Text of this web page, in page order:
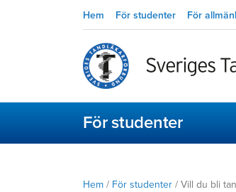
Hem För studenter För
För studenter
Hem / För studenter / Vill du bli